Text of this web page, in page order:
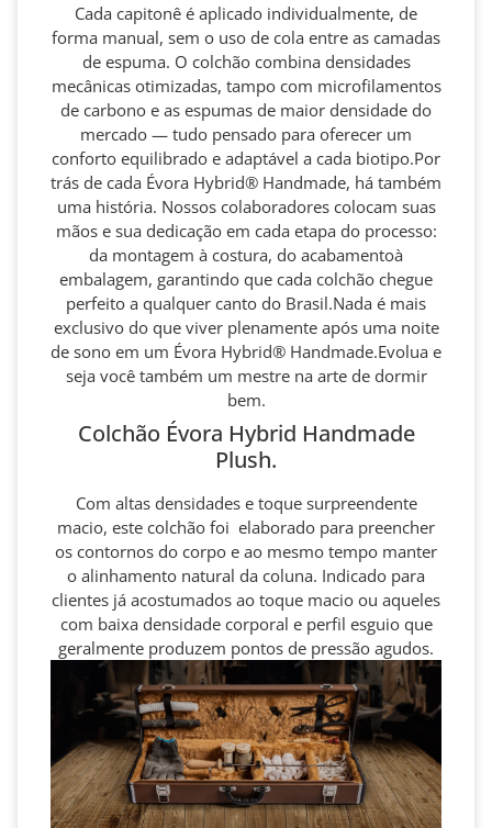
Cada capitonê é aplicado individualmente, de
forma manual, sem o uso de cola entre as camadas
de espuma. O colchão combina densidades
mecânicas otimizadas, tampo com microfilamentos
de carbono e as espumas de maior densidade do
mercado — tudo pensado para oferecer um
conforto equilibrado e adaptável a cada biotipo.Por
trás de cada Évora Hybrid® Handmade, há também
uma história. Nossos colaboradores colocam suas
mãos e sua dedicação em cada etapa do processo:
da montagem à costura, do acabamentoà
embalagem, garantindo que cada colchão chegue
perfeito a qualquer canto do Brasil.Nada é mais
exclusivo do que viver plenamente após uma noite
de sono em um Évora Hybrid® Handmade.Evolua e
seja você também um mestre na arte de dormir
bem.
Colchão Évora Hybrid Handmade
Plush.
Com altas densidades e toque surpreendente
macio, este colchão foi elaborado para preencher
os contornos do corpo e ao mesmo tempo manter
o alinhamento natural da coluna. Indicado para
clientes já acostumados ao toque macio ou aqueles
com baixa densidade corporal e perfil esguio que
geralmente produzem pontos de pressão agudos.